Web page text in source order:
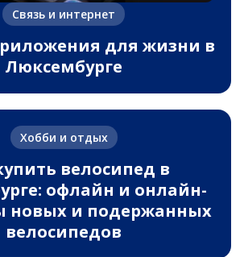
Связь и интернет
для жизни в
Люксембурге
Хобби и отдых
велосипед в
офлайн и онлайн-
новых и подержанных
велосипедов